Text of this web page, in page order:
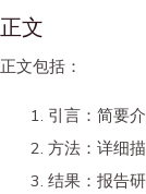
正文
正文包括：
引言：简要
方法：详细
结果：报告研